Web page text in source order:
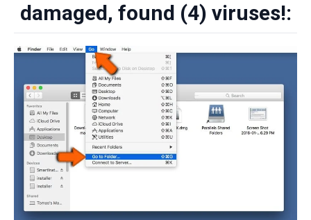
damaged, found (4) viruses!: